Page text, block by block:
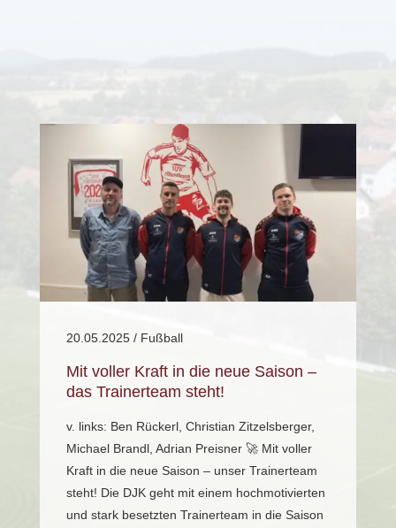
20.05.2025/ Fußball
Mit voller Kraft in die neue Saison –
das Trainerteam steht!
v. links: Ben Rückerl, Christian Zitzelsberger,
Michael Brandl, Adrian Preisner 🚀 Mit voller
Kraft in die neue Saison – unser Trainerteam
steht! Die DJK geht mit einem hochmotivierten
und stark besetzten Trainerteam in die Saison